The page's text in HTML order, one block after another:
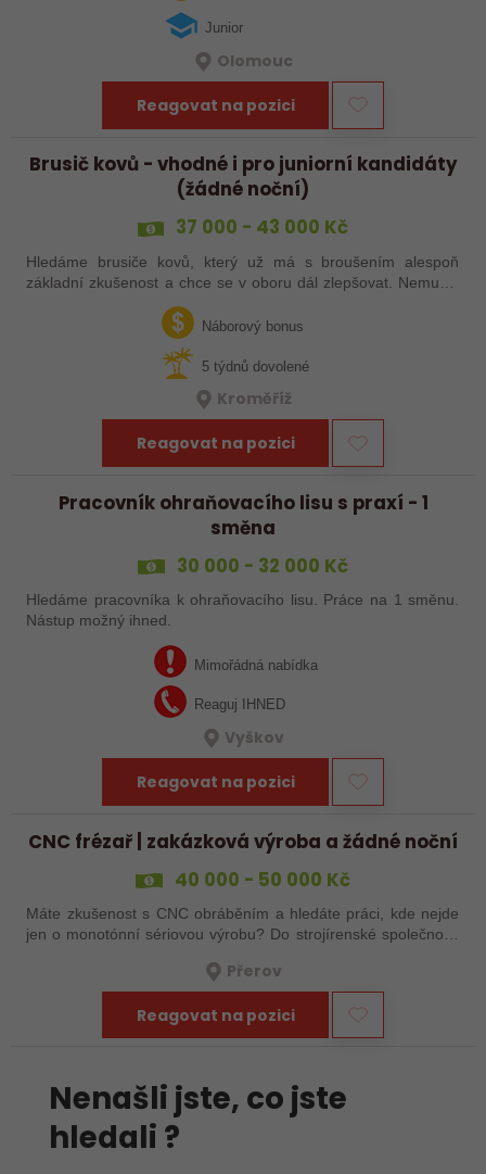
Junior
Olomouc
Reagovat na pozici
Brusič kovů - vhodné i pro juniorní kandidáty
(žádné noční)
37 000 - 43 000 Kč
Hledáme brusiče kovů, který už má s broušením alespoň
základní zkušenost a chce se v oboru dál zlepšovat. Nemusíš
být samostatný specialista s dlouholetou praxí. Důležité je,
abys už někdy pracoval…Náborový bonus
5 týdnů dovolené
Kroměříž
Reagovat na pozici
Pracovník ohraňovacího lisu s praxí - 1
směna
30 000 - 32 000 Kč
Hledáme pracovníka k ohraňovacího lisu. Práce na 1 směnu.
Nástup možný ihned.
Mimořádná nabídka
Reaguj IHNED
Vyškov
Reagovat na pozici
CNC frézař | zakázková výroba a žádné noční
40 000 - 50 000 Kč
Máte zkušenost s CNC obráběním a hledáte práci, kde nejde
jen o monotónní sériovou výrobu? Do strojírenské společnosti
Přerov
Reagovat na pozici
Nenašli jste, co jste
hledali ?